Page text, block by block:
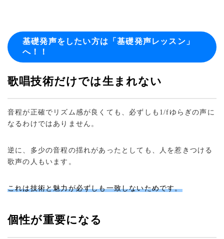
基礎発声をしたい方は「基礎発声レッスン」
へ！！
歌唱技術だけでは生まれない
音程が正確でリズム感が良くても、必ずしも1/fゆらぎの声に
なるわけではありません。
逆に、多少の音程の揺れがあったとしても、人を惹きつける
歌声の人もいます。
これは技術と魅力が必ずしも一致しないためです。
個性が重要になる